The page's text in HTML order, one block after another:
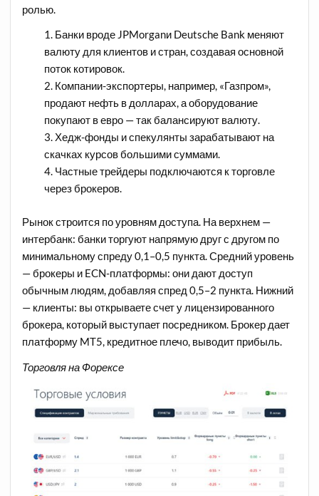
ролью.
Банки вроде JPMorganи Deutsche Bank меняют
валюту для клиентов и стран, создавая основной
поток котировок.
Компании-экспортеры, например, «Газпром»,
продают нефть в долларах, а оборудование
покупают в евро — так балансируют валюту.
Хедж-фонды и спекулянты зарабатывают на
скачках курсов большими суммами.
Частные трейдеры подключаются к торговле
через брокеров.
Рынок строится по уровням доступа. На верхнем —
интербанк: банки торгуют напрямую друг с другом по
минимальному спреду 0,1–0,5 пункта. Средний уровень
— брокеры и ECN-платформы: они дают доступ
обычным людям, добавляя спред 0,5–2 пункта. Нижний
— клиенты: вы открываете счет у лицензированного
брокера, который выступает посредником. Брокер дает
платформу MT5, кредитное плечо, выводит прибыль.
Торговля на Форексе